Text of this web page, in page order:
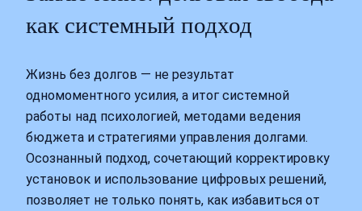
как системный подход
Жизнь без долгов — не результат
одномоментного усилия, а итог системной
работы над психологией, методами ведения
бюджета и стратегиями управления долгами.
Осознанный подход, сочетающий корректировку
установок и использование цифровых решений,
позволяет не только понять, как избавиться от